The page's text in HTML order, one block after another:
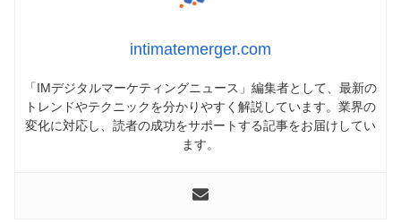
intimatemerger.com
「IMデジタルマーケティングニュース」編集者として、最新の
トレンドやテクニックを分かりやすく解説しています。業界の
変化に対応し、読者の成功をサポートする記事をお届けしてい
ます。